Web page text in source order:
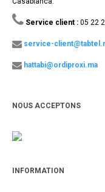
Service client : 05 22
service-
hattabi@ordiproxi.ma
NOUS ACCEPTONS
INFORMATION